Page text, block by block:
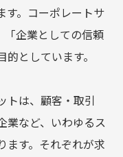
す。コーポレートサ
「企業としての信頼
としています。
トは、顧客・取引
業など、いわゆるス
ます。それぞれが求